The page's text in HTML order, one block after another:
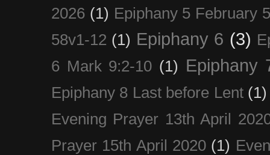
2026 (1) Epiphany 5 February
58v1-12 (1) Epiphany 6 (3)
6 Mark 9:2-10 (1) Epiphany
Epiphany 8 Last before Lent (1)
Evening Prayer 13th April
Prayer 15th April 2020 (1)